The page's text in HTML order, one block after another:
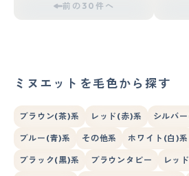
前の30件へ
ミヌエットを毛色から探す
ブラウン(茶)系 レッド(赤)系 シルバ
ブルー(青)系 その他系 ホワイト(白)系
ブラック(黒)系 ブラウンタビー レッ